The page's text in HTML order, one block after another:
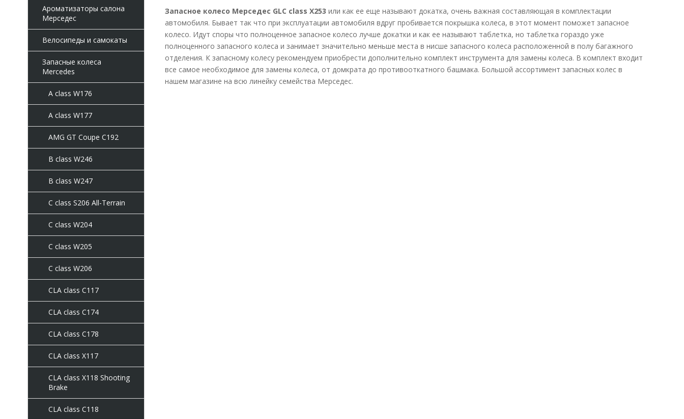
Ароматизаторы салона
Мерседес
Велосипеды и самокаты
Запасные колеса
Mercedes
A class W176
A class W177
AMG GT Coupe C192
B class W246
B class W247
C class S206 All-Terrain
C class W204
C class W205
C class W206
CLA class C117
CLA class C174
CLA class C178
CLA class X117
CLA class X118 Shooting
Brake
CLA class С118
Запасное колесо Мерседес GLC class X253 или как ее еще называют докатка, очень важная составляющая в комплектации
автомобиля. Бывает так что при эксплуатации автомобиля вдруг пробивается покрышка колеса, в этот момент поможет запасное
колесо. Идут споры что полноценное запасное колесо лучше докатки и как ее называют таблетка, но таблетка гораздо уже
полноценного запасного колеса и занимает значительно меньше места в нисше запасного колеса расположенной в полу багажного
отделения. К запасному колесу рекомендуем приобрести дополнительно комплект инструмента для замены колеса. В комплект входит
все самое необходимое для замены колеса, от домкрата до противооткатного башмака. Большой ассортимент запасных колес в
нашем магазине на всю линейку семейства Мерседес.